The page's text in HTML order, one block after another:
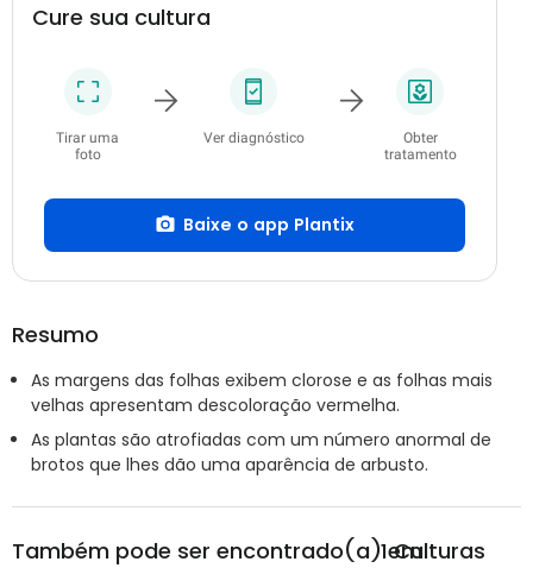
Cure sua cultura
Tirar uma
foto
Ver diagnóstico
Obter
tratamento
Baixe o app Plantix
Resumo
As margens das folhas exibem clorose e as folhas mais
velhas apresentam descoloração vermelha.
As plantas são atrofiadas com um número anormal de
brotos que lhes dão uma aparência de arbusto.
Também pode ser encontrado(a) em
1Culturas